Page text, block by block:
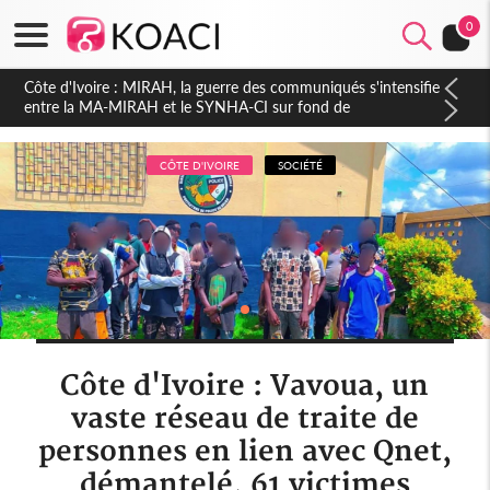
0
Côte d'Ivoire : Indépendance 2026, Thiam plaide pour un
environnement démocratique plus apaisé
CÔTE D'IVOIRE SOCIÉTÉ
Côte d'Ivoire : Vavoua, un
vaste réseau de traite de
personnes en lien avec Qnet,